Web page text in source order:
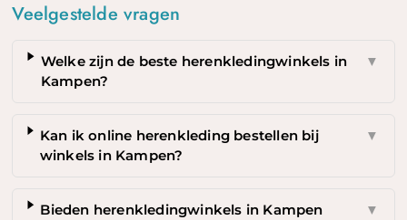
Veelgestelde vragen
Welke zijn de beste herenkledingwinkels in
Kampen?
▼
Kan ik online herenkleding bestellen bij
winkels in Kampen?
▼
Bieden herenkledingwinkels in Kampen
▼